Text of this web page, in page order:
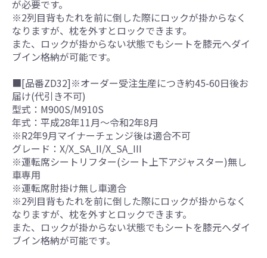
が必要です。
※2列目背もたれを前に倒した際にロックが掛からなく
なりますが、枕を外すとロックできます。
また、ロックが掛からない状態でもシートを膝元へダイ
ブイン格納が可能です。
■[品番ZD32]※オーダー受注生産につき約45-60日後お
届け(代引き不可)
型式：M900S/M910S
年式：平成28年11月～令和2年8月
※R2年9月マイナーチェンジ後は適合不可
グレード：X/X_SA_II/X_SA_III
※運転席シートリフター(シート上下アジャスター)無し
車専用
※運転席肘掛け無し車適合
※2列目背もたれを前に倒した際にロックが掛からなく
なりますが、枕を外すとロックできます。
また、ロックが掛からない状態でもシートを膝元へダイ
ブイン格納が可能です。